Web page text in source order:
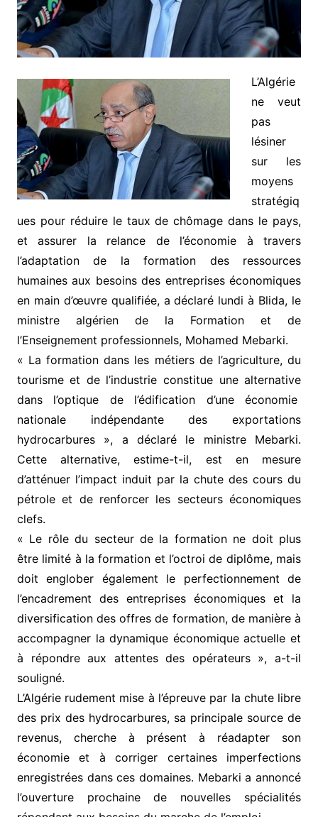
L’Algérie
ne veut
pas
lésiner
sur les
moyens
stratégiq
ues pour réduire le taux de chômage dans le pays,
et assurer la relance de l’économie à travers
l’adaptation de la formation des ressources
humaines aux besoins des entreprises économiques
en main d’œuvre qualifiée, a déclaré lundi à Blida, le
ministre algérien de la Formation et de
l’Enseignement professionnels, Mohamed Mebarki.
« La formation dans les métiers de l’agriculture, du
tourisme et de l’industrie constitue une alternative
dans l’optique de l’édification d’une économie
nationale indépendante des exportations
hydrocarbures », a déclaré le ministre Mebarki.
Cette alternative, estime-t-il, est en mesure
d’atténuer l’impact induit par la chute des cours du
pétrole et de renforcer les secteurs économiques
clefs.
« Le rôle du secteur de la formation ne doit plus
être limité à la formation et l’octroi de diplôme, mais
doit englober également le perfectionnement de
l’encadrement des entreprises économiques et la
diversification des offres de formation, de manière à
accompagner la dynamique économique actuelle et
à répondre aux attentes des opérateurs », a-t-il
souligné.
L’Algérie rudement mise à l’épreuve par la chute libre
des prix des hydrocarbures, sa principale source de
revenus, cherche à présent à réadapter son
économie et à corriger certaines imperfections
enregistrées dans ces domaines. Mebarki a annoncé
l’ouverture prochaine de nouvelles spécialités